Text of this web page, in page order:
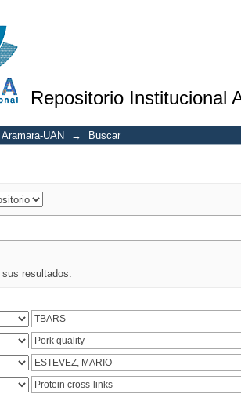
Repositorio Institucional
UAN → Buscar
resultados.